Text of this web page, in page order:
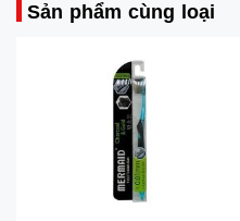
Sản phẩm cùng loại